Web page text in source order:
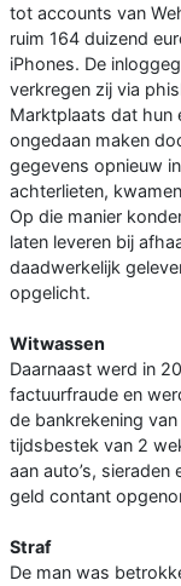
tot accounts van
ruim 164 duizend
iPhones. De
verkregen zij via
Marktplaats dat hun
ongedaan maken
gegevens opnieuw
achterlieten,
Op die manier
laten leveren bij
daadwerkelijk
opgelicht.
Witwassen
Daarnaast werd in
factuurfraude en
de bankrekening
tijdsbestek van 2
aan auto’s,
geld contant
Straf
De man was